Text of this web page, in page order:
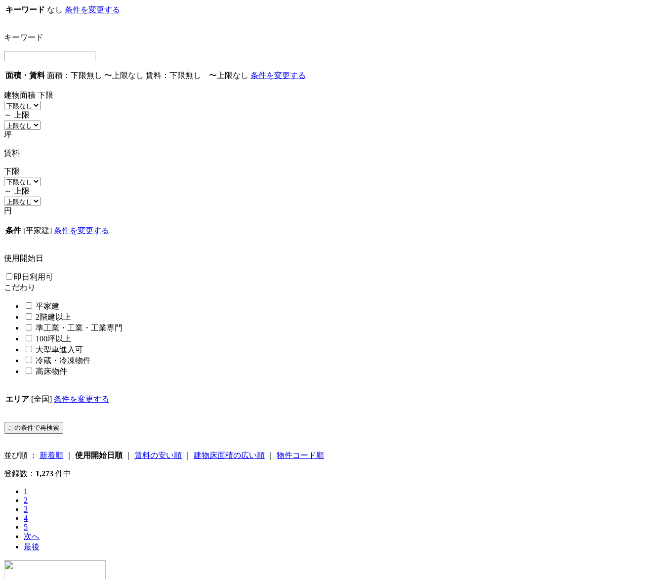
キーワード なし 条件を変更する
キーワード
面積・賃料 面積： 下限無し 〜 上限なし 賃料： 下限無し 〜 上限なし 条件を変更する
建物面積 下限
～ 上限
坪
賃料
下限
～ 上限
円
条件 [平家建] 条件を変更する
使用開始日
即日利用可
こだわり
平家建
2階建以上
準工業・工業・工業専門
100坪以上
大型車進入可
冷蔵・冷凍物件
高床物件
エリア [全国] 条件を変更する
並び順 ： 新着順 使用開始日順｜ 賃料の安い順 建物床面積の広い順 物件コード順
登録数： 1,273 件中
1
2
3
4
5
次へ
最後